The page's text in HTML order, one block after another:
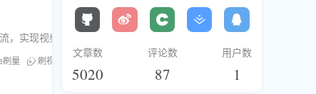
实现视频爆红。
刷量 刷视频时长 刷YouTube热门 视频推广服务
文章数
5020
评论数
87
用户数
1